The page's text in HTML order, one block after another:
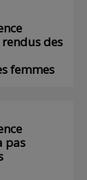
rendus des
femmes
pas